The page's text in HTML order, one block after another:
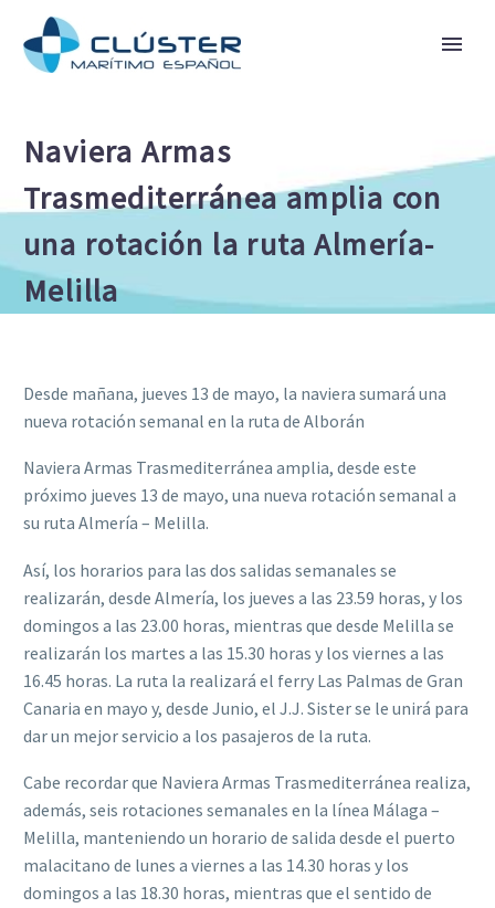
Naviera Armas
Trasmediterránea amplia con
una rotación la ruta Almería-
Melilla
Desde mañana, jueves 13 de mayo, la naviera sumará una
nueva rotación semanal en la ruta de Alborán
Naviera Armas Trasmediterránea amplia, desde este
próximo jueves 13 de mayo, una nueva rotación semanal a
su ruta Almería – Melilla.
Así, los horarios para las dos salidas semanales se
realizarán, desde Almería, los jueves a las 23.59 horas, y los
domingos a las 23.00 horas, mientras que desde Melilla se
realizarán los martes a las 15.30 horas y los viernes a las
16.45 horas. La ruta la realizará el ferry Las Palmas de Gran
Canaria en mayo y, desde Junio, el J.J. Sister se le unirá para
dar un mejor servicio a los pasajeros de la ruta.
Cabe recordar que Naviera Armas Trasmediterránea realiza,
además, seis rotaciones semanales en la línea Málaga –
Melilla, manteniendo un horario de salida desde el puerto
malacitano de lunes a viernes a las 14.30 horas y los
domingos a las 18.30 horas, mientras que el sentido de